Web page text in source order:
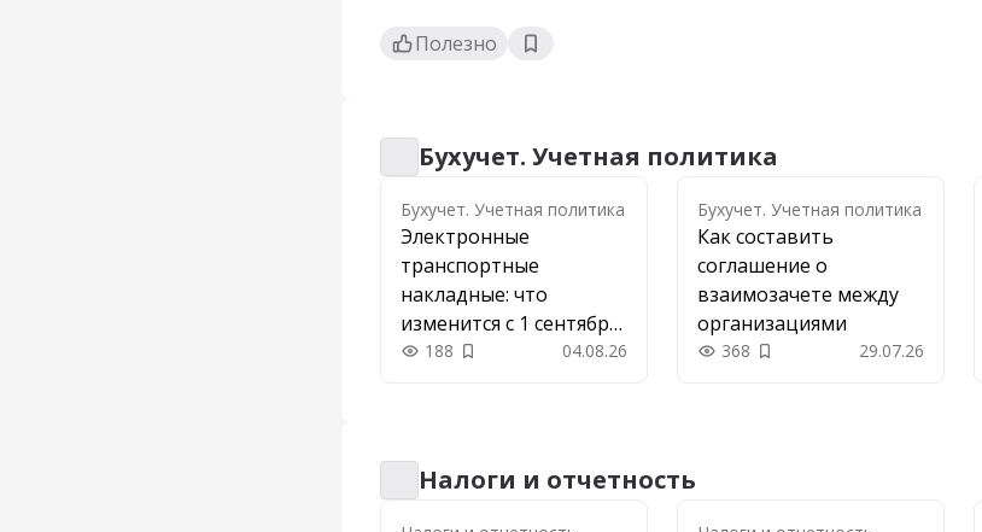
Полезно
Бухучет. Учетная политика
Бухучет. Учетная политика
Бухучет. Учетная политика
Электронные
транспортные
накладные: что
изменится с 1 сентября
и как перейти
188 Добавить в закладки
04.08.26
Бухучет. Учетная политика
Как составить
соглашение о
взаимозачете между
организациями
368 Добавить в закладки
29.07.26
Налоги и отчетность
Налоги и отчетность